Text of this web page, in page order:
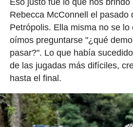
Rebecca McConnell el pasado
Petrópolis. Ella misma no se
oímos preguntarse "¿qué
pasar?". Lo que había
de las jugadas más difíciles,
hasta el final.